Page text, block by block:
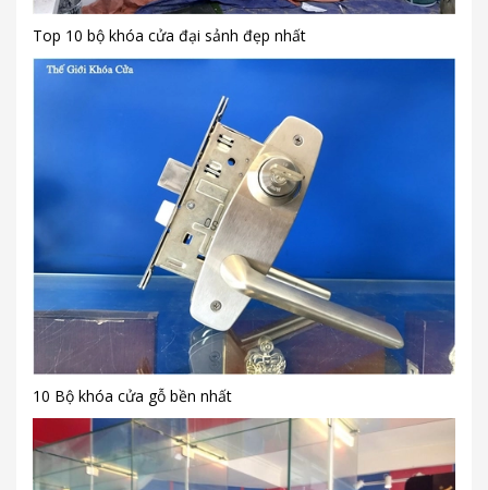
Top 10 bộ khóa cửa đại sảnh đẹp nhất
10 Bộ khóa cửa gỗ bền nhất